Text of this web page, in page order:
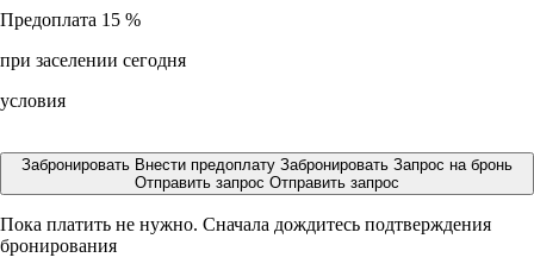
Предоплата 15 %
при заселении сегодня
условия
Забронировать Внести предоплату Забронировать Запрос на бронь
Отправить запрос Отправить запрос
Пока платить не нужно. Сначала дождитесь подтверждения
бронирования